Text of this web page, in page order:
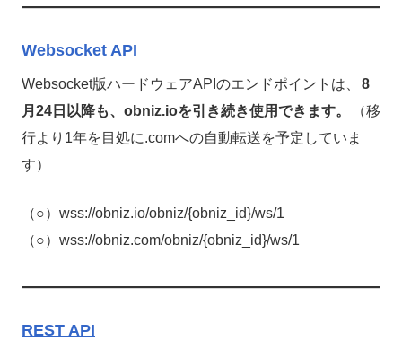
Websocket API
Websocket版ハードウェアAPIのエンドポイントは、
8
月24日以降も、obniz.ioを引き続き使用できます。
（移
行より1年を目処に.comへの自動転送を予定していま
す）
（○）wss://obniz.io/obniz/{obniz_id}/ws/1
（○）wss://obniz.com/obniz/{obniz_id}/ws/1
REST API